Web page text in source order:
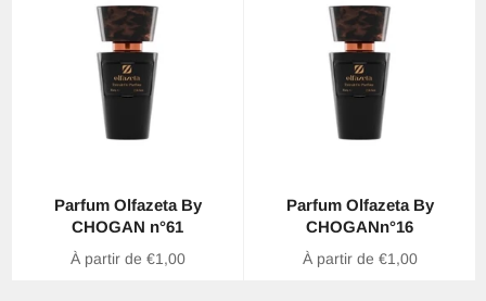
Parfum Olfazeta By
CHOGAN n°61
À partir de €1,00
Parfum Olfazeta By
CHOGANn°16
À partir de €1,00